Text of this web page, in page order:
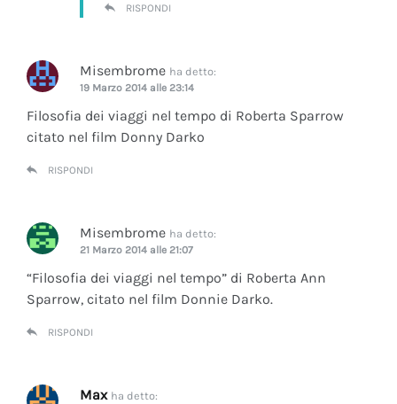
RISPONDI
Misembrome ha detto:
19 Marzo 2014 alle 23:14
Filosofia dei viaggi nel tempo di Roberta Sparrow
citato nel film Donny Darko
RISPONDI
Misembrome ha detto:
21 Marzo 2014 alle 21:07
“Filosofia dei viaggi nel tempo” di Roberta Ann
Sparrow, citato nel film Donnie Darko.
RISPONDI
Max ha detto: